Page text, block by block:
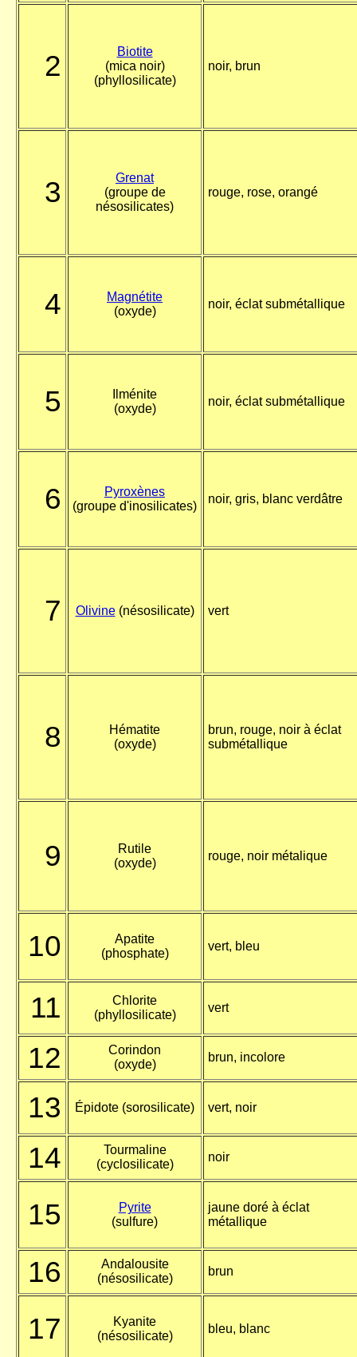
2
Biotite
(mica noir)
(phyllosilicate)
noir, brun
3
Grenat
(groupe de
nésosilicates)
rouge, rose, orangé
4
Magnétite
(oxyde)
noir, éclat submétallique
5
Ilménite
(oxyde)
noir, éclat submétallique
6
Pyroxènes
(groupe d'inosilicates)
noir, gris, blanc verdâtre
7 Olivine(nésosilicate) vert
8
Hématite
(oxyde)
brun, rouge, noir à éclat
submétallique
9
Rutile
(oxyde)
rouge, noir métalique
10
Apatite
(phosphate)
vert, bleu
11
Chlorite
(phyllosilicate)
vert
12
Corindon
(oxyde)
brun, incolore
13 Épidote (sorosilicate) vert, noir
14
Tourmaline
(cyclosilicate)
noir
15
Pyrite
(sulfure)
jaune doré à éclat
métallique
16
Andalousite
(nésosilicate)
brun
17
Kyanite
(nésosilicate)
bleu, blanc